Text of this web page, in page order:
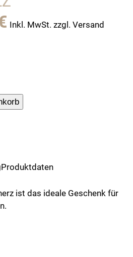
Preis
Inkl. MwSt. zzgl. Versand
Produktdaten
ist das ideale Geschenk für